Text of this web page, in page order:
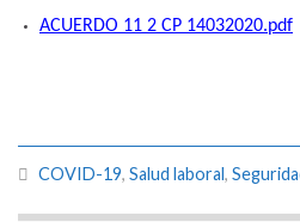
ACUERDO 11 2 CP 14032020.pdf
COVID-19, Salud laboral,